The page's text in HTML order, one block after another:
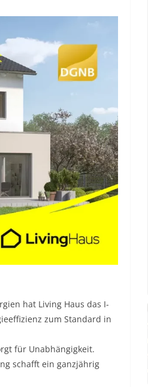
hat Living Haus das I-
zum Standard in
für Unabhängigkeit.
schafft ein ganzjährig